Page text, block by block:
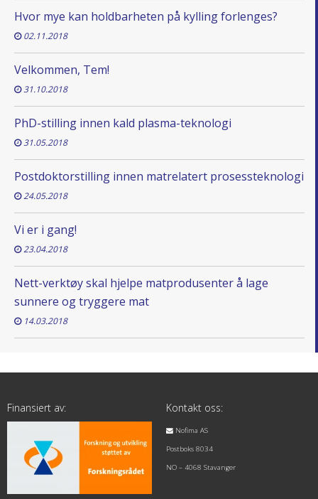
Hvor mye kan holdbarheten på kylling forlenges?
02.11.2018
Velkommen, Tem!
31.10.2018
PhD-stilling innen kald plasma-teknologi
31.05.2018
Postdoktorstilling innen matrelatert prosessteknologi
24.05.2018
Vi er i gang!
23.04.2018
Nett-verktøy skal hjelpe matprodusenter å lage
sunnere og tryggere mat
14.03.2018
Finansiert av: Kontakt oss:
Nofima AS
Postboks 8034
NO – 4068 Stavanger